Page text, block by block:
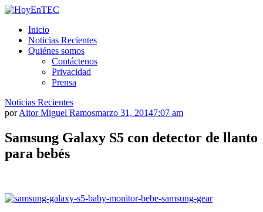
Saltar
contenido.
Inicio
Noticias Recientes
Quiénes somos
Contáctenos
Privacidad
Prensa
Noticias Recientes
porAitor Miguel Ramosmarzo 31, 20147:07 am
Samsung Galaxy S5 con detector de llanto
para bebés